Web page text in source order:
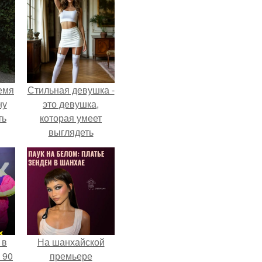
Стильная девушка -
это девушка,
которая умеет
выглядеть
привлекательно и
элегантно в любои
ситуации.
На шанхайской
премьере